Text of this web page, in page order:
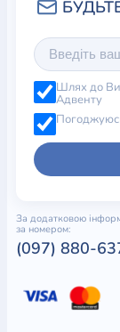
Шлях до
Адвенту
За додатковою
за номером:
(097) 880-